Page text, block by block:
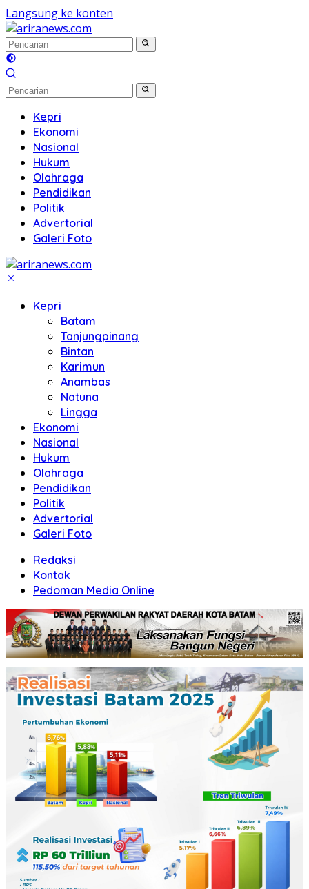
Langsung ke konten
Kepri
Ekonomi
Nasional
Hukum
Olahraga
Pendidikan
Politik
Advertorial
Galeri Foto
Kepri
Batam
Tanjungpinang
Bintan
Karimun
Anambas
Natuna
Lingga
Ekonomi
Nasional
Hukum
Olahraga
Pendidikan
Politik
Advertorial
Galeri Foto
Redaksi
Kontak
Pedoman Media Online